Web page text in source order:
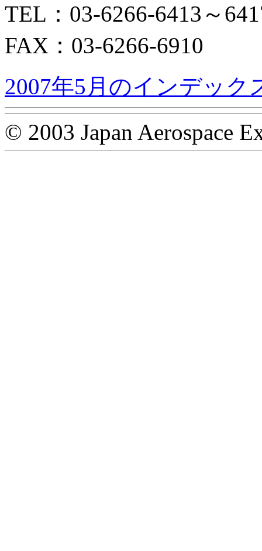
TEL：03-6266-6413～
FAX：03-6266-6910
2007年5月のインデック
© 2003 Japan Aerospace